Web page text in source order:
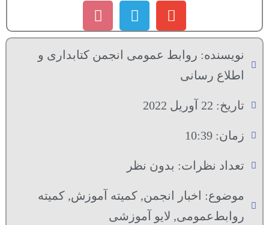
نویسنده: روابط عمومی انجمن کتابداری و
اطلاع رسانی
تاریخ: 22 آوریل 2022
زمان: 10:39
تعداد نظرات: بدون نظر
موضوع: اخبار انجمن, کمیته آموزش, کمیته
روابط‌عمومی, لایو آموزشی